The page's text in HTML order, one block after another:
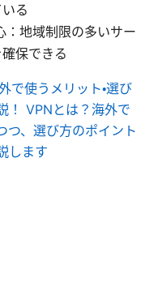
る
：地域制限の多いサー
保できる
で使うメリット・選び
！ VPNとは？海外で
つ、選び方のポイント
します